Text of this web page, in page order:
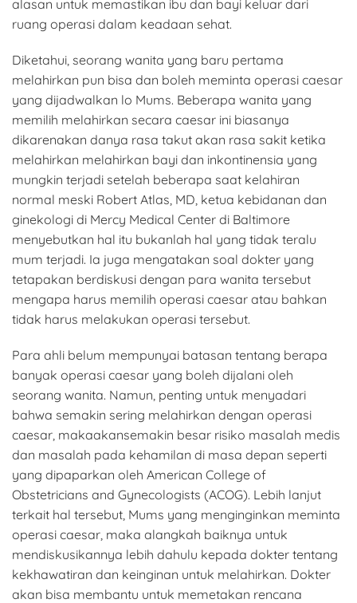
alasan untuk memastikan ibu dan bayi keluar dari
ruang operasi dalam keadaan sehat.
Diketahui, seorang wanita yang baru pertama
melahirkan pun bisa dan boleh meminta operasi caesar
yang dijadwalkan lo Mums. Beberapa wanita yang
memilih melahirkan secara caesar ini biasanya
dikarenakan danya rasa takut akan rasa sakit ketika
melahirkan melahirkan bayi dan inkontinensia yang
mungkin terjadi setelah beberapa saat kelahiran
normal meski Robert Atlas, MD, ketua kebidanan dan
ginekologi di Mercy Medical Center di Baltimore
menyebutkan hal itu bukanlah hal yang tidak teralu
mum terjadi. Ia juga mengatakan soal dokter yang
tetapakan berdiskusi dengan para wanita tersebut
mengapa harus memilih operasi caesar atau bahkan
tidak harus melakukan operasi tersebut.
Para ahli belum mempunyai batasan tentang berapa
banyak operasi caesar yang boleh dijalani oleh
seorang wanita. Namun, penting untuk menyadari
bahwa semakin sering melahirkan dengan operasi
caesar, makaakansemakin besar risiko masalah medis
dan masalah pada kehamilan di masa depan seperti
yang dipaparkan oleh American College of
Obstetricians and Gynecologists (ACOG). Lebih lanjut
terkait hal tersebut, Mums yang menginginkan meminta
operasi caesar, maka alangkah baiknya untuk
mendiskusikannya lebih dahulu kepada dokter tentang
kekhawatiran dan keinginan untuk melahirkan. Dokter
akan bisa membantu untuk memetakan rencana